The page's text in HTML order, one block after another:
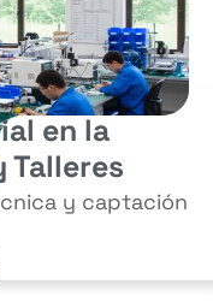
en la
Talleres
y captación